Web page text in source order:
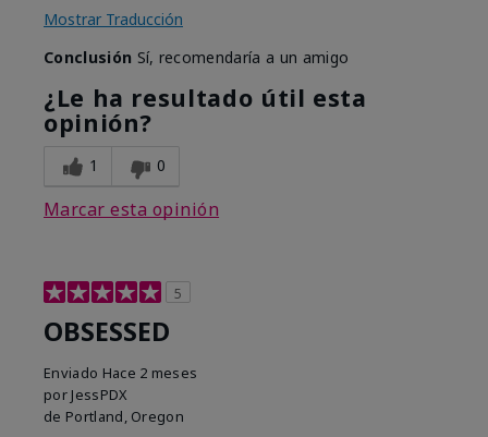
Mostrar Traducción
Conclusión Sí, recomendaría a un amigo
¿Le ha resultado útil esta
opinión?
1 0
Marcar esta opinión
5
OBSESSED
Enviado Hace 2 meses
por JessPDX
de Portland, Oregon